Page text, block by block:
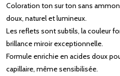
Coloration ton sur ton sans
doux, naturel et lumineux.
Les reflets sont subtils, la couleur
brillance miroir exceptionnelle.
Formule enrichie en acides doux
capillaire, même sensibilisée.